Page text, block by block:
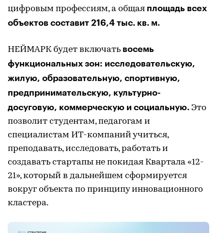
цифровым профессиям, а общая площадь всех
объектов составит 216,4 тыс. кв. м.
НЕЙМАРК будет включать восемь
функциональных зон: исследовательскую,
жилую, образовательную, спортивную,
предпринимательскую, культурно-
досуговую, коммерческую и социальную. Это
позволит студентам, педагогам и
специалистам ИТ-компаний учиться,
преподавать, исследовать, работать и
создавать стартапы не покидая Квартала «12-
21», который в дальнейшем сформируется
вокруг объекта по принципу инновационного
кластера.